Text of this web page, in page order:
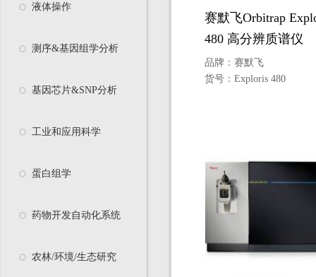
液体操作
测序&基因组学分析
基因芯片&SNP分析
工业和应用科学
蛋白组学
药物开发自动化系统
农林/环境/生态研究
赛默飞Orbitrap
480 高分辨质谱仪
品牌： 赛默飞
货号： Exploris 480